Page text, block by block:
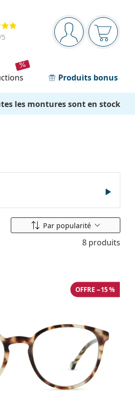
Barre de navigation
Vous êtesVotre
Produits bonus
les montures sont en stock
Classer par
Par popularité
8 produits
OFFRE −15 %